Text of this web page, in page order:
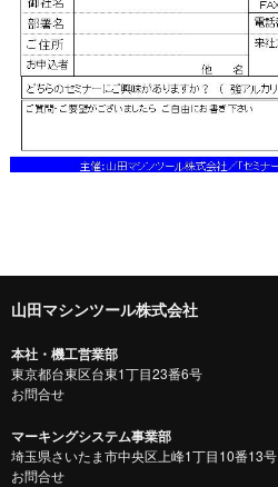
山田マシンツール株式会社
本社・機工営業部
東京都台東区台東1丁目23番6号
お問合せ
マーキングシステム事業部
埼玉県さいたま市中央区上峰1丁目10番13号
お問合せ